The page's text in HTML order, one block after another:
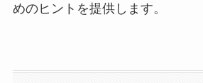
めのヒントを提供します。